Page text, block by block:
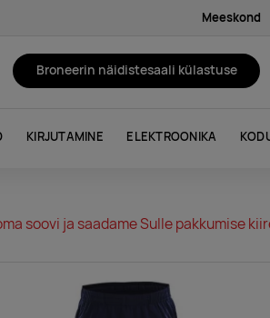
Meeskond
Broneerin näidistesaali külastuse
KIRJUTAMINE ELEKTROONIKA
soovi ja saadame Sulle pakkumise